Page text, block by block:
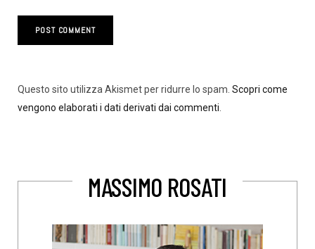
Questo sito utilizza Akismet per ridurre lo spam. Scopri come
vengono elaborati i dati derivati dai commenti.
MASSIMO ROSATI